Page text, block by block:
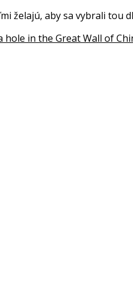
želajú, aby sa vybrali tou
in the Great Wall of